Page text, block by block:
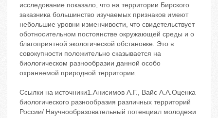
исследование показало, что на территории Бирского
заказника большинство изучаемых признаков имеют
небольшие уровни изменчивости, что свидетельствует
оботносительном постоянстве окружающей среды и о
благоприятной экологической обстановке. Это в
совокупности положительно сказывается на
биологическом разнообразии данной особо
охраняемой природной территории.
Ссылки на источники1.Анисимов А.Г., Вайс А.А.Оценка
биологического разнообразия различных территорий
России/ Научнообразовательный потенциал молодежи